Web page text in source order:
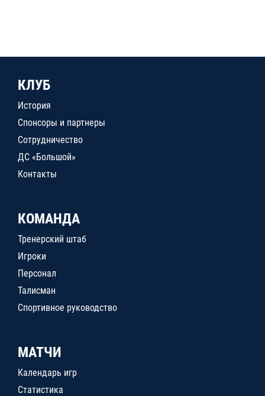
КЛУБ
История
Спонсоры и партнеры
Сотрудничество
ДС «Большой»
Контакты
КОМАНДА
Тренерский штаб
Игроки
Персонал
Талисман
Спортивное руководство
МАТЧИ
Календарь игр
Статистика